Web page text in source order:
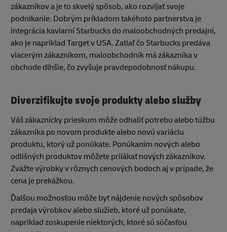
zákazníkov a je to skvelý spôsob, ako rozvíjať svoje
podnikanie. Dobrým príkladom takéhoto partnerstva je
integrácia kaviarní Starbucks do maloobchodných predajní,
ako je napríklad Target v USA. Zatiaľ čo Starbucks predáva
viacerým zákazníkom, maloobchodník má zákazníka v
obchode dlhšie, čo zvyšuje pravdepodobnosť nákupu.
Diverzifikujte svoje produkty alebo služby
Váš zákaznícky prieskum môže odhaliť potrebu alebo túžbu
zákazníka po novom produkte alebo novú variáciu
produktu, ktorý už ponúkate. Ponúkaním nových alebo
odlišných produktov môžete prilákať nových zákazníkov.
Zvážte výrobky v rôznych cenových bodoch aj v prípade, že
cena je prekážkou.
Ďalšou možnosťou môže byť nájdenie nových spôsobov
predaja výrobkov alebo služieb, ktoré už ponúkate,
napríklad zoskupenie niektorých, ktoré sú súčasťou